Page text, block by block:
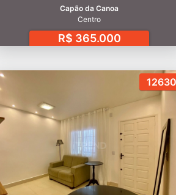
Capão da Canoa
Centro
R$ 365.000
12630